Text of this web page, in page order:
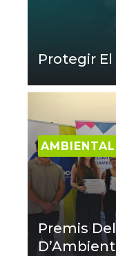
Protegir
Premis Del